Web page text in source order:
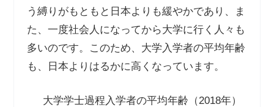
う縛りがもともと日本よりも緩やかであり、ま
た、一度社会人になってから大学に行く人々も
多いのです。このため、大学入学者の平均年齢
も、日本よりはるかに高くなっています。
大学学士過程入学者の平均年齢（2018年）